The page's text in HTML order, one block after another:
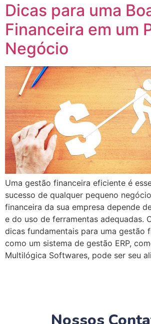
Dicas para uma
Financeira em um
Negócio
Uma gestão financeira eficiente é
sucesso de qualquer pequeno
financeira da sua empresa depende
e do uso de ferramentas adequadas.
dicas fundamentais para uma gestão
como um sistema de gestão ERP,
Multilógica Softwares, pode ser seu